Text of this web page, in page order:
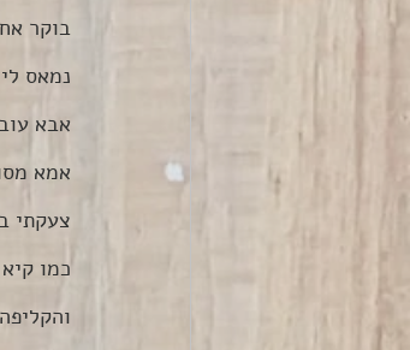
בוקר
נמאס
אבא
אמא
צעקתי
כמו קיא